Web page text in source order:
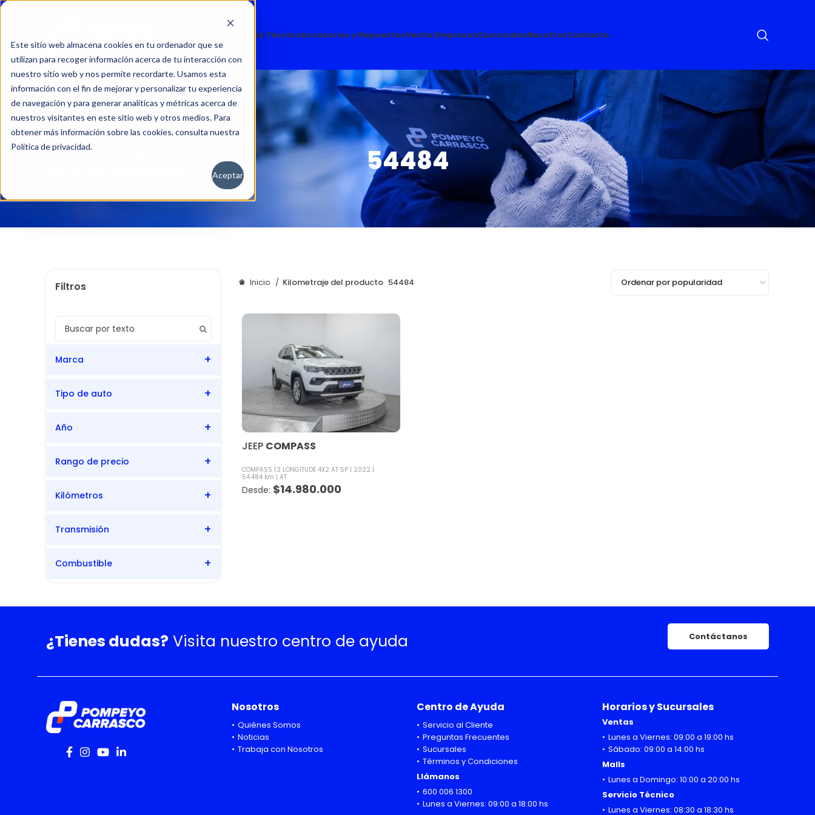
Este sitio web almacena cookies en tu ordenador que se
utilizan para recoger información acerca de tu interacción con
nuestro sitio web y nos permite recordarte. Usamos esta
información con el fin de mejorar y personalizar tu experiencia
de navegación y para generar analíticas y métricas acerca de
nuestros visitantes en este sitio web y otros medios. Para
obtener más información sobre las cookies, consulta nuestra
Política de privacidad.
Aceptar
Servicio TécnicoAccesorios y RepuestosVenta EmpresasSucursalesNosotrosContacto
54484
Marca
JEEP
Tipo de auto
SUV
Año
2022
Rango de precio
Kilómetros
Transmisión
Automática
Combustible
Inicio Kilometraje del producto 54484
JEEP COMPASS
COMPASS 1.3 LONGITUDE 4X2 AT 5P
2022
54.484 km
AT
$14.980.000
¿Tienes dudas? Visita nuestro centro de ayuda Contáctanos
Nosotros
Quiénes Somos
Noticias
Trabaja con Nosotros
Centro de Ayuda
Servicio al Cliente
Preguntas Frecuentes
Sucursales
Términos y Condiciones
Llámanos
600 006 1300
Lunes a Viernes: 09:00 a 18:00 hs
Horarios y Sucursales
Ventas
Lunes a Viernes: 09:00 a 19:00 hs
Sábado: 09:00 a 14:00 hs
Malls
Lunes a Domingo: 10:00 a 20:00 hs
Servicio Técnico
Lunes a Viernes: 08:30 a 18:30 hs